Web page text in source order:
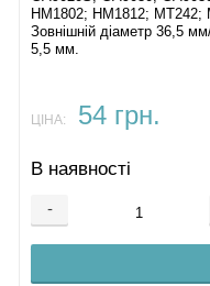
HM1802; HM1812;
Зовнішній діаметр 36,5
5,5 мм.
ЦІНА: 54 грн.
В наявності
-